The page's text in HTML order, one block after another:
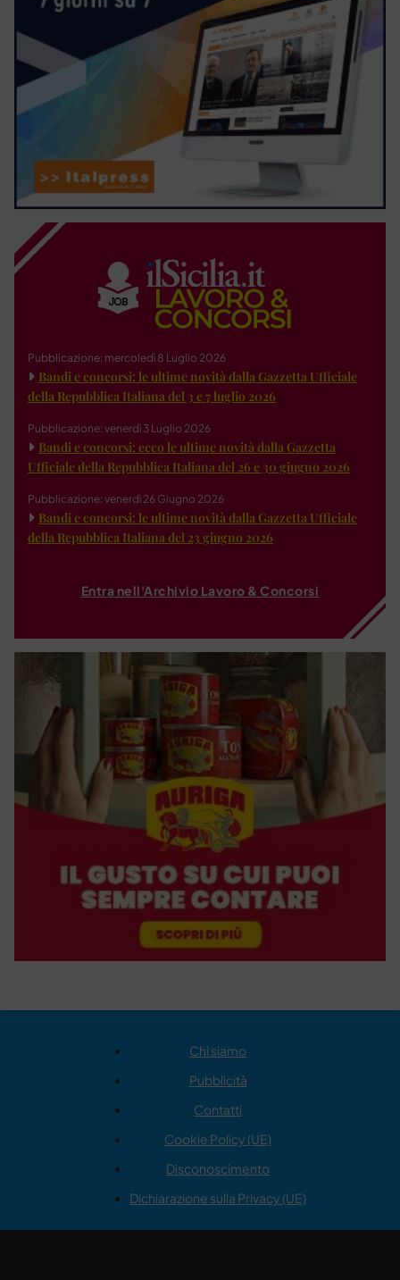
Pubblicazione: mercoledì 8 Luglio 2026
Bandi e concorsi: le ultime novità dalla Gazzetta Ufficiale
della Repubblica Italiana del 3 e 7 luglio 2026
Pubblicazione: venerdì 3 Luglio 2026
Bandi e concorsi: ecco le ultime novità dalla Gazzetta
Ufficiale della Repubblica Italiana del 26 e 30 giugno 2026
Pubblicazione: venerdì 26 Giugno 2026
Bandi e concorsi: le ultime novità dalla Gazzetta Ufficiale
della Repubblica Italiana del 23 giugno 2026
Entra nell'Archivio Lavoro & Concorsi
Chi siamo
Pubblicità
Contatti
Cookie Policy (UE)
Disconoscimento
Dichiarazione sulla Privacy (UE)